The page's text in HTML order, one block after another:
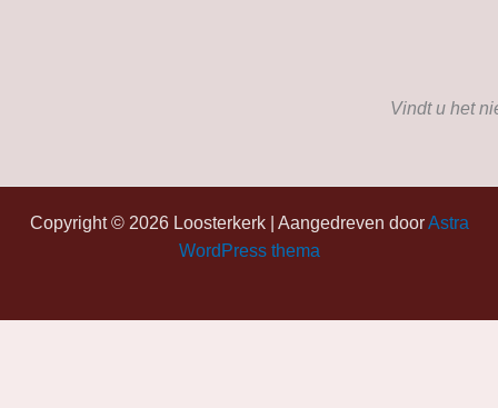
Vindt u het
Copyright © 2026 Loosterkerk | Aangedreven doorAstra
WordPress thema